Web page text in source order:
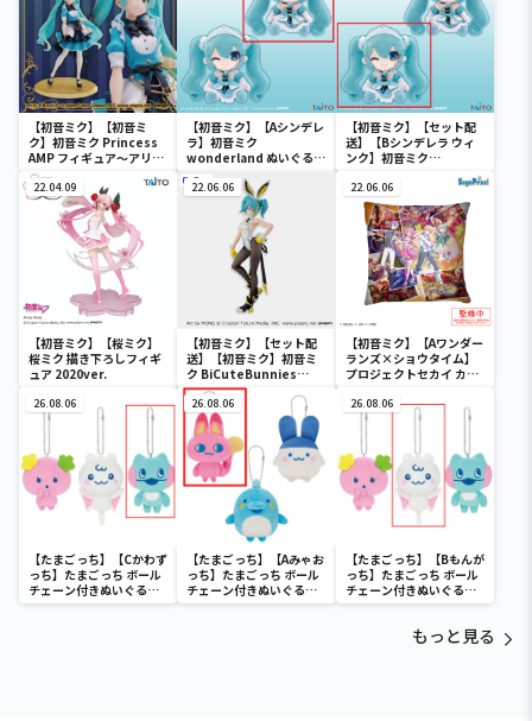
【初音ミク】【初音ミ
ク】初音ミク Princess
AMP フィギュア～アリス
ver.～
【初音ミク】【Aシンデレ
ラ】初音ミク
wonderland ぬいぐるみ
【初音ミク】【セット配
送】【Bシンデレラ ウィ
ンク】初音ミク
wonderland ぬいぐるみ
vol.4
22.04.09
【初音ミク】【桜ミク】
桜ミク 描き下ろしフィギ
ュア 2020ver.
22.06.06
【初音ミク】【セット配
送】【初音ミク】初音ミ
ク BiCuteBunnies
Figure－ストリートver.
－
22.06.06
【初音ミク】【Aワンダー
ランズ×ショウタイム】
プロジェクトセカイ カラ
音ミク クッションVol.2
26.08.06
【たまごっち】【Cかわず
っち】たまごっち ボール
チェーン付きぬいぐるみ
～Tamagotchi
26.08.06
【たまごっち】【Aみゃお
っち】たまごっち ボール
チェーン付きぬいぐるみ
～Tamagotchi
26.08.06
【たまごっち】【Bもんが
っち】たまごっち ボール
チェーン付きぬいぐるみ
～Tamagotchi
もっと見る